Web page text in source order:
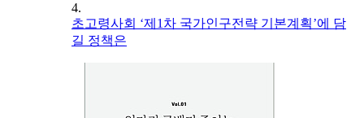
4.
초고령사회 ‘제1차 국가인구전략 기본계획’에 담
길 정책은